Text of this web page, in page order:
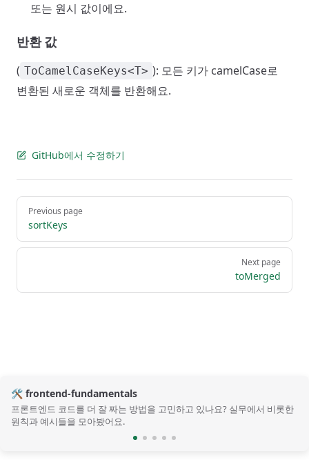
또는 원시 값이에요.
반환 값
( ToCamelCaseKeys<T> ): 모든 키가 camelCase로
변환된 새로운 객체를 반환해요.
GitHub에서 수정하기
Pager
Previous page
sortKeys
Next page
toMerged
🛠️ frontend-fundamentals
프론트엔드 코드를 더 잘 짜는 방법을 고민하고 있나요? 실무에서 비롯한
원칙과 예시들을 모아봤어요.